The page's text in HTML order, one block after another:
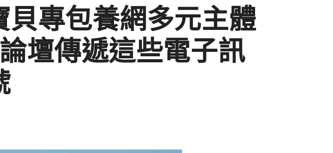
專包養網多元主體
壇傳遞這些電子訊